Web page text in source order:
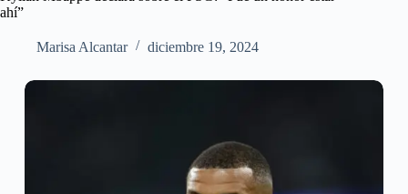
ahí”
Marisa Alcantar diciembre 19, 2024